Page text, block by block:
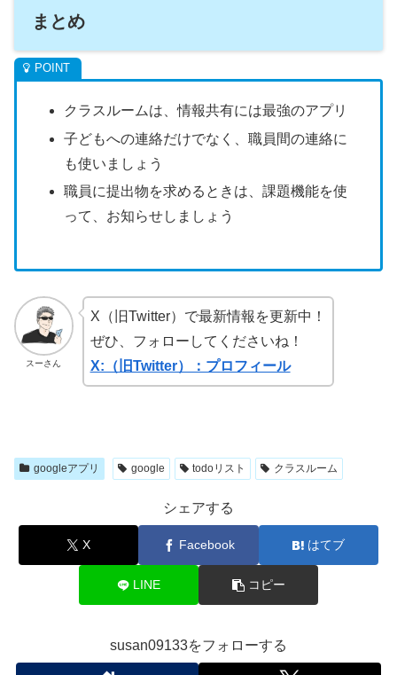
まとめ
クラスルームは、情報共有には最強のアプリ
子どもへの連絡だけでなく、職員間の連絡に
も使いましょう
職員に提出物を求めるときは、課題機能を使
って、お知らせしましょう
スーさん
X（旧Twitter）で最新情報を更新中！
ぜひ、フォローしてくださいね！
X:（旧Twitter）：プロフィール
googleアプリ google todoリスト クラスルーム
シェアする
X Facebook はてブ
LINE コピー
susan09133をフォローする